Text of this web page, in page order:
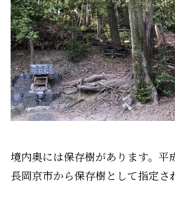
境内奥には保存樹があります。平
長岡京市から保存樹として指定さ